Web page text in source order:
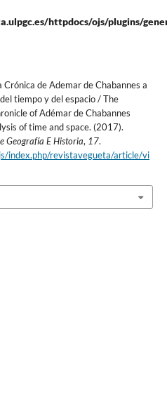
httpdocs/ojs/plugins/
de Ademar de Chabannes a
tiempo y del espacio / The
of Adémar de Chabannes
of time and space. (2017).
Geografía E Historia, 17.
index.php/revistavegueta/article/vi